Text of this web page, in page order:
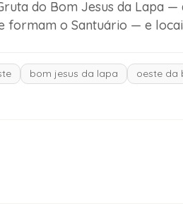
do Bom Jesus da Lapa
formam o Santuário — e
bom jesus da lapa oeste da